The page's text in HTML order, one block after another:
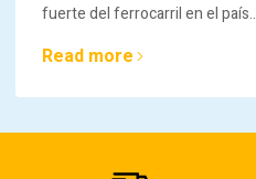
fuerte del ferrocarril en el país..
Read more